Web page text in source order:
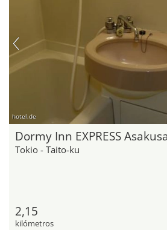
hotel.de
Dormy Inn EXPRESS Asakusa
Tokio - Taito-ku
2,15
kilómetros